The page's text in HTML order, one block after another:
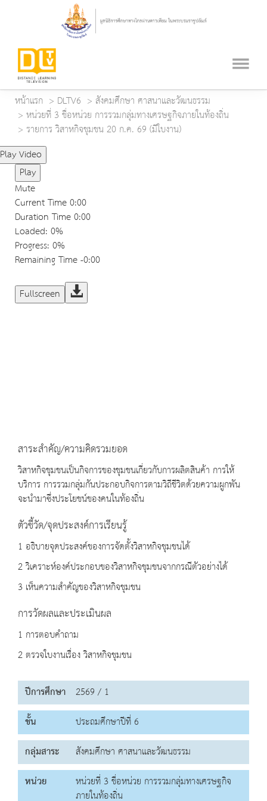
หน้าแรก DLTV6
สังคมศึกษา ศาสนาและวัฒนธรรม
หน่วยที่ 3 ชื่อหน่วย การรวมกลุ่มทางเศรษฐกิจภายในท้องถิ่น
รายการ วิสาหกิจชุมชน 20 ก.ค. 69 (มีใบงาน)
Play Video
Play
Mute
Current Time0:00
Duration Time0:00
Loaded: 0%
Progress: 0%
Remaining Time-0:00
Fullscreen
สาระสำคัญ/ความคิดรวมยอด
วิสาหกิจชุมชนเป็นกิจการของชุมชนเกี่ยวกับการผลิตสินค้า การให้
บริการ การรวมกลุ่มกันประกอบกิจการตามวิถีชีวิตด้วยความผูกพัน
จะนำมาซึ่งประโยชน์ของคนในท้องถิ่น
ตัวชี้วัด/จุดประสงค์การเรียนรู้
1 อธิบายจุดประสงค์ของการจัดตั้งวิสาหกิจชุมชนได้
2 วิเคราะห์องค์ประกอบของวิสาหกิจชุมชนจากกรณีตัวอย่างได้
3 เห็นความสำคัญของวิสาหกิจชุมชน
การวัดผลและประเมินผล
1 การตอบคำถาม
2 ตรวจใบงานเรื่อง วิสาหกิจชุมชน
ปีการศึกษา 2569 / 1
ชั้น
ประถมศึกษาปีที่ 6
กลุ่มสาระ
สังคมศึกษา ศาสนาและวัฒนธรรม
หน่วย
หน่วยที่ 3 ชื่อหน่วย การรวมกลุ่มทางเศรษฐกิจ
ภายในท้องถิ่น